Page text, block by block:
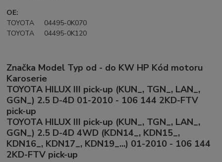
OE:
TOYOTA 04495-0K070
TOYOTA 04495-0K120
Značka Model Typ od - do KW HP Kód motoru
Karoserie
TOYOTA HILUX III pick-up (KUN_, TGN_, LAN_,
GGN_) 2.5 D-4D 01-2010 - 106 144 2KD-FTV
pick-up
TOYOTA HILUX III pick-up (KUN_, TGN_, LAN_,
GGN_) 2.5 D-4D 4WD (KDN14_, KDN15_,
KDN16_, KDN17_, KDN19_...) 01-2010 - 106 144
2KD-FTV pick-up